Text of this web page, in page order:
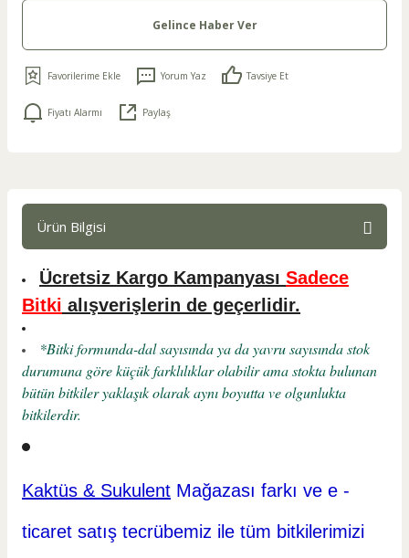
Gelince Haber Ver
Yorum Yaz Tavsiye Et
Fiyatı Alarmı Paylaş
Ürün Bilgisi
Ücretsiz Kargo Kampanyası Sadece
Bitki alışverişlerin de geçerlidir.
*Bitki formunda-dal sayısında ya da yavru sayısında stok
durumuna göre küçük farklılıklar olabilir ama stokta bulunan
bütün bitkiler yaklaşık olarak aynı boyutta ve olgunlukta
bitkilerdir.
Kaktüs & Sukulent Mağazası farkı ve e -
ticaret satış tecrübemiz ile tüm bitkilerimizi